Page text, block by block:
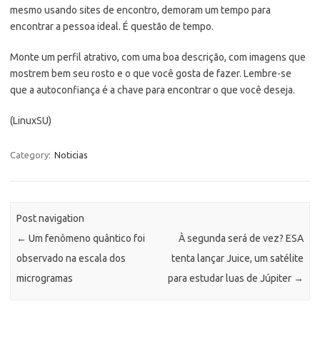
mesmo usando sites de encontro, demoram um tempo para
encontrar a pessoa ideal. É questão de tempo.
Monte um perfil atrativo, com uma boa descrição, com imagens que
mostrem bem seu rosto e o que você gosta de fazer. Lembre-se
que a autoconfiança é a chave para encontrar o que você deseja.
(LinuxSU)
Category: Noticias
Post navigation
← Um fenômeno quântico foi
observado na escala dos
microgramas
À segunda será de vez? ESA
tenta lançar Juice, um satélite
para estudar luas de Júpiter →